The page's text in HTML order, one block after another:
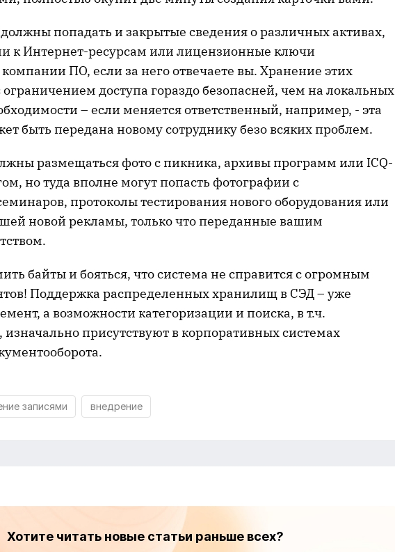
попадать и закрытые сведения о различных активах,
к Интернет-ресурсам или лицензионные ключи
ПО, если за него отвечаете вы. Хранение этих
доступа гораздо безопасней, чем на локальных
– если меняется ответственный, например, - эта
быть передана новому сотруднику безо всяких проблем.
размещаться фото с пикника, архивы программ или ICQ-
но туда вполне могут попасть фотографии с
протоколы тестирования нового оборудования или
новой рекламы, только что переданные вашим
байты и бояться, что система не справится с огромным
Поддержка распределенных хранилищ в СЭД – уже
а возможности категоризации и поиска, в т.ч.
изначально присутствуют в корпоративных системах
записями внедрение
Хотите читать новые статьи раньше всех?